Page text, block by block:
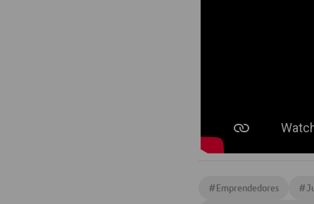
#Emprendedores #